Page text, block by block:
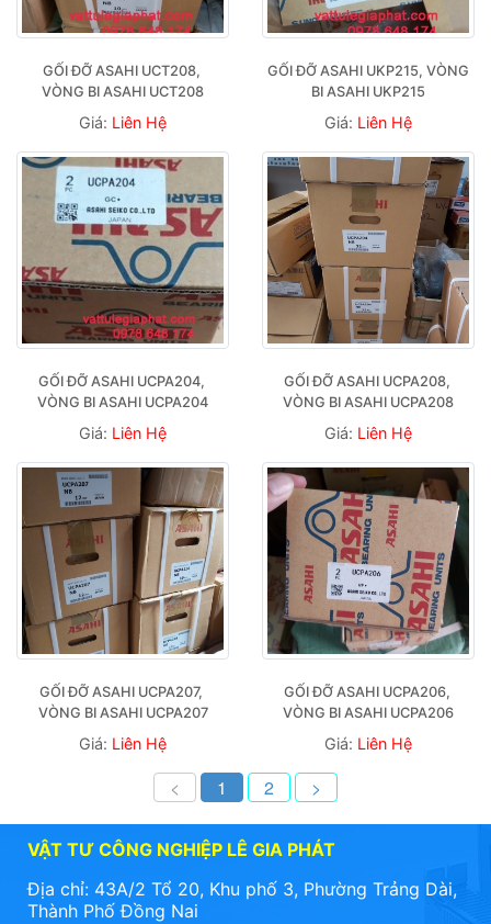
GỐI ĐỠ ASAHI UCT208,
VÒNG BI ASAHI UCT208
Giá: Liên Hệ
GỐI ĐỠ ASAHI UKP215, VÒNG
BI ASAHI UKP215
Giá: Liên Hệ
GỐI ĐỠ ASAHI UCPA204,
VÒNG BI ASAHI UCPA204
Giá: Liên Hệ
GỐI ĐỠ ASAHI UCPA208,
VÒNG BI ASAHI UCPA208
Giá: Liên Hệ
GỐI ĐỠ ASAHI UCPA207,
VÒNG BI ASAHI UCPA207
Giá: Liên Hệ
GỐI ĐỠ ASAHI UCPA206,
VÒNG BI ASAHI UCPA206
Giá: Liên Hệ
< 1 2 >
VẬT TƯ CÔNG NGHIỆP LÊ GIA PHÁT
Địa chỉ: 43A/2 Tổ 20, Khu phố 3, Phường Trảng Dài,
Thành Phố Đồng Nai